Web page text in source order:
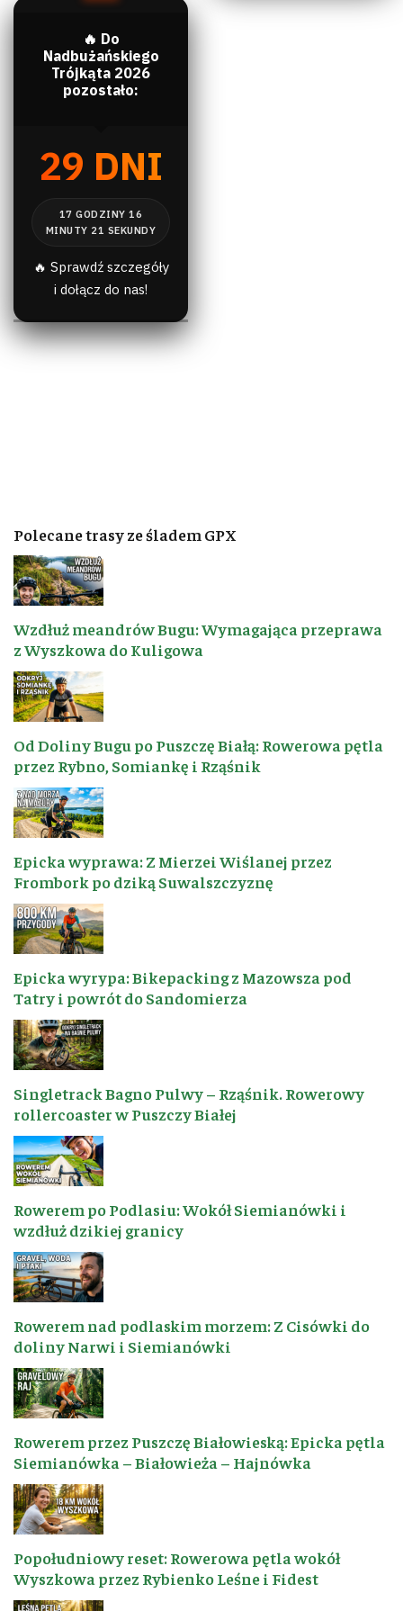
🔥 Do
Nadbużańskiego
Trójkąta 2026
pozostało:
29 DNI
🔥 Sprawdź szczegóły
i dołącz do nas!
Polecane trasy ze śladem GPX
Wzdłuż meandrów Bugu: Wymagająca przeprawa
z Wyszkowa do Kuligowa
Od Doliny Bugu po Puszczę Białą: Rowerowa pętla
przez Rybno, Somiankę i Rząśnik
Epicka wyprawa: Z Mierzei Wiślanej przez
Frombork po dziką Suwalszczyznę
Epicka wyrypa: Bikepacking z Mazowsza pod
Tatry i powrót do Sandomierza
Singletrack Bagno Pulwy – Rząśnik. Rowerowy
rollercoaster w Puszczy Białej
Rowerem po Podlasiu: Wokół Siemianówki i
wzdłuż dzikiej granicy
Rowerem nad podlaskim morzem: Z Cisówki do
doliny Narwi i Siemianówki
Rowerem przez Puszczę Białowieską: Epicka pętla
Siemianówka – Białowieża – Hajnówka
Popołudniowy reset: Rowerowa pętla wokół
Wyszkowa przez Rybienko Leśne i Fidest